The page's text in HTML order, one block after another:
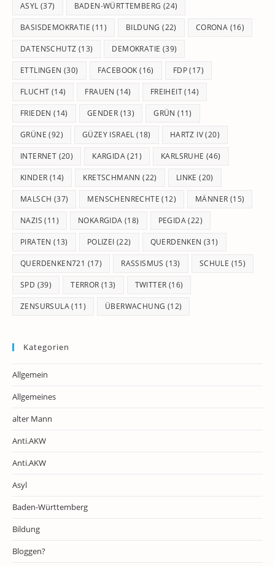
ASYL (37) BADEN-WÜRTTEMBERG (24)
BASISDEMOKRATIE (11) BILDUNG (22) CORONA (16)
DATENSCHUTZ (13) DEMOKRATIE (39)
ETTLINGEN (30) FACEBOOK (16) FDP(17)
FLUCHT (14) FRAUEN (14) FREIHEIT(14)
FRIEDEN (14) GENDER (13) GRÜN (11)
GRÜNE (92) GÜZEY ISRAEL (18) HARTZ IV(20)
INTERNET (20) KARGIDA(21) KARLSRUHE (46)
KINDER (14) KRETSCHMANN (22) LINKE (20)
MALSCH (37) MENSCHENRECHTE (12) MÄNNER (15)
NAZIS (11) NOKARGIDA (18) PEGIDA(22)
PIRATEN (13) POLIZEI (22) QUERDENKEN (31)
QUERDENKEN721 (17) RASSISMUS (13) SCHULE (15)
SPD (39) TERROR (13) TWITTER (16)
ZENSURSULA(11) ÜBERWACHUNG (12)
Kategorien
Allgemein
Allgemeines
alter Mann
Anti.AKW
Anti.AKW
Asyl
Baden-Württemberg
Bildung
Bloggen?